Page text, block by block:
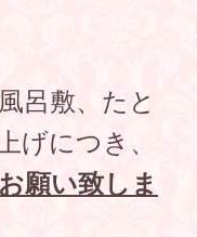
風呂敷、たと
げにつき、
願い致しま